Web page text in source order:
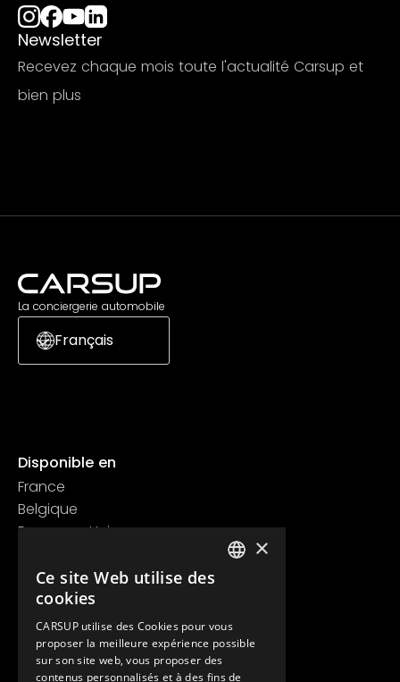
Newsletter
Recevez chaque mois toute l'actualité Carsup et
bien plus
La conciergerie automobile
Français
Disponible en
France
Belgique
Royaume Uni
Contact
+33 1 89 47 00 43
contact@carsup.io
Page contact
×
Ce site Web utilise des
cookies
CARSUP utilise des Cookies pour vous
proposer la meilleure expérience possible
sur son site web, vous proposer des
contenus personnalisés et à des fins de